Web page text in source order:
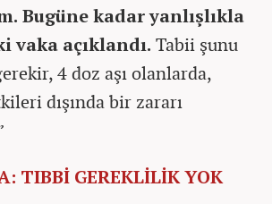
Bugüne kadar yanlışlıkla
vaka açıklandı. Tabii şunu
4 doz aşı olanlarda,
dışında bir zararı
TIBBİ GEREKLİLİK YOK